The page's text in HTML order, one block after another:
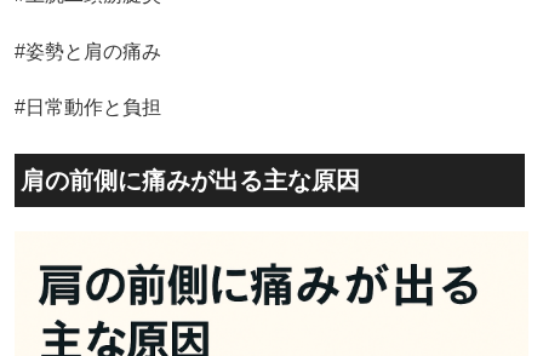
#姿勢と肩の痛み
#日常動作と負担
肩の前側に痛みが出る主な原因